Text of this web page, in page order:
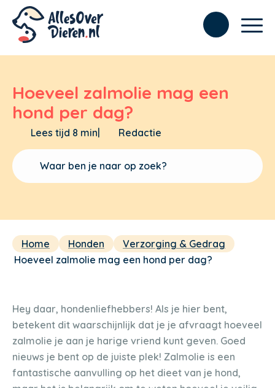
Hoeveel zalmolie mag een
hond per dag?
Lees tijd 8 min| Redactie
Home Honden
Verzorging & Gedrag
Hoeveel zalmolie mag een hond per dag?
Hey daar, hondenliefhebbers! Als je hier bent,
betekent dit waarschijnlijk dat je je afvraagt hoeveel
zalmolie je aan je harige vriend kunt geven. Goed
nieuws je bent op de juiste plek! Zalmolie is een
fantastische aanvulling op het dieet van je hond,